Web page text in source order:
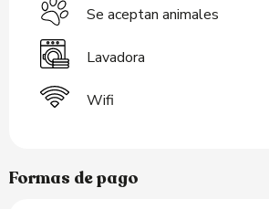
Se aceptan animales
Lavadora
Wifi
Formas de pago